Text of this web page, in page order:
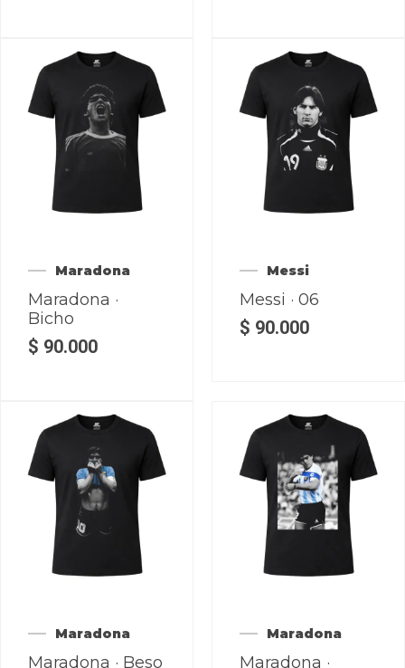
Maradona
Maradona ·
Bicho
$ 90.000
Messi
Messi · 06
$ 90.000
Maradona
Maradona · Beso
Maradona
Maradona ·